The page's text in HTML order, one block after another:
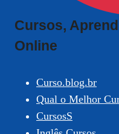
Cursos,
Online
Curso.blog.br
Qual o Melhor
CursosS